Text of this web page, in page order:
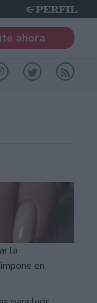
ahora
la
en